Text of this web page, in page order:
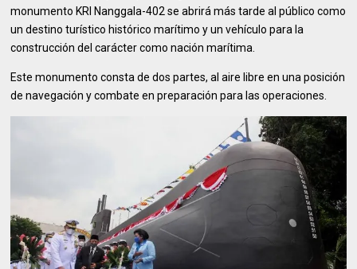
monumento KRI Nanggala-402 se abrirá más tarde al público como
un destino turístico histórico marítimo y un vehículo para la
construcción del carácter como nación marítima.
Este monumento consta de dos partes, al aire libre en una posición
de navegación y combate en preparación para las operaciones.